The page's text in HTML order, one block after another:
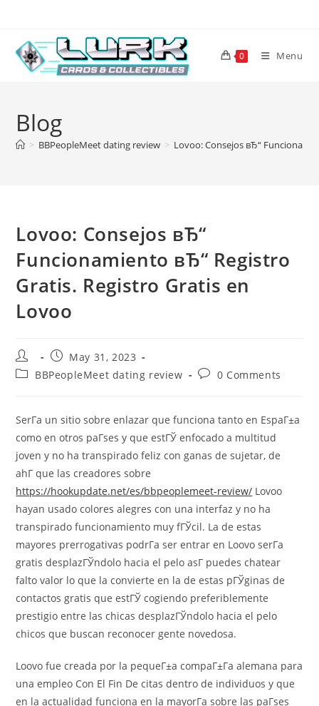
content
0 Menu
Blog
> BBPeopleMeet dating review > Lovoo: Consejos вЂ“
Lovoo: Consejos вЂ“
Funcionamiento вЂ“ Registro
Gratis. Registro Gratis en
Lovoo
Post
author:
Post
published:
May 31, 2023
PostBBPeopleMeet dating review
Post0 Comments
SerГ­a un sitio sobre enlazar que funciona tanto en EspaГ±a
como en otros paГ­ses y que estГЎ enfocado a multitud
joven y no ha transpirado feliz con ganas de sujetar, de
ahГ­ que las creadores sobre
https://hookupdate.net/es/bbpeoplemeet-review/ Lovoo
hayan usado colores alegres con una interfaz y no ha
transpirado funcionamiento muy fГЎcil. La de estas
mayores prerrogativas podrГ­a ser entrar en Loovo serГ­a
gratis desplazГЎndolo hacia el pelo asГ­ puedes chatear
falto valor lo que la convierte en la de estas pГЎginas de
contactos gratis que estГЎ cogiendo preferiblemente
prestigio entre las chicas desplazГЎndolo hacia el pelo
chicos que buscan reconocer gente novedosa.
Loovo fue creada por la pequeГ±a compaГ±Г­a alemana para
una empleo Con El Fin De citas dentro de individuos y que
en la actualidad funciona en la mayorГ­a sobre las paГ­ses